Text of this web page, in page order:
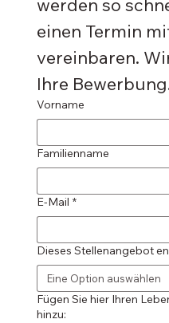
werden so
einen Termin
vereinbaren.
Ihre
Vorname
Familienname
E-Mail *
Dieses Stellenangebot
Fügen Sie hier Ihren
hinzu: